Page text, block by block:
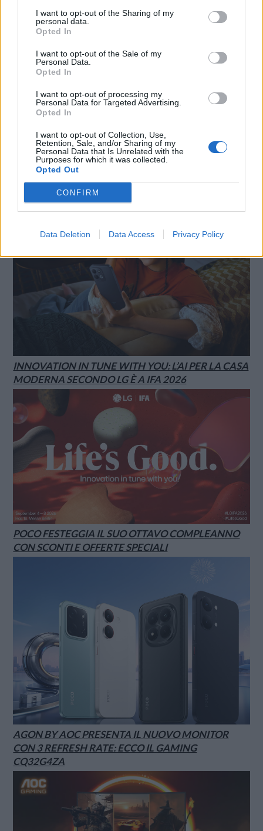
I want to opt-out of the Sharing of my
personal data.
Opted In
I want to opt-out of the Sale of my
Personal Data.
Opted In
I want to opt-out of processing my
Personal Data for Targeted Advertising.
Opted In
I want to opt-out of Collection, Use,
Retention, Sale, and/or Sharing of my
Personal Data that Is Unrelated with the
Purposes for which it was collected.
Opted Out
CONFIRM
Data Deletion Data Access Privacy Policy
SMARTPHONE E NON SOLO: TECNOGAZZETTA
XIAOMI PRESENTA I NUOVI REDMI 17 SERIES,
FOCUS SU AUTONOMIA E INTRATTENIMENTO
INNOVATION IN TUNE WITH YOU: L’AI PER LA CASA
MODERNA SECONDO LG È A IFA 2026
POCO FESTEGGIA IL SUO OTTAVO COMPLEANNO
CON SCONTI E OFFERTE SPECIALI
AGON BY AOC PRESENTA IL NUOVO MONITOR
CON 3 REFRESH RATE: ECCO IL GAMING
CQ32G4ZA